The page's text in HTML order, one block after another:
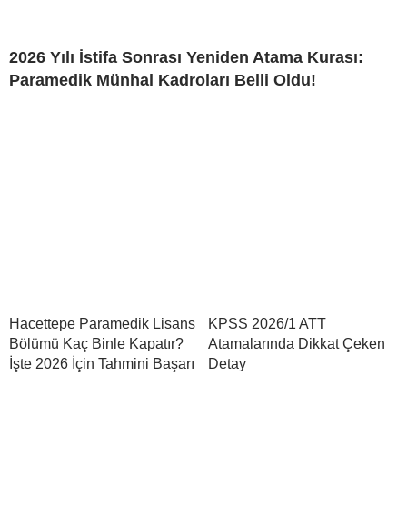
2026 Yılı İstifa Sonrası Yeniden Atama Kurası:
Paramedik Münhal Kadroları Belli Oldu!
Hacettepe Paramedik Lisans
Bölümü Kaç Binle Kapatır?
İşte 2026 İçin Tahmini Başarı
KPSS 2026/1 ATT
Atamalarında Dikkat Çeken
Detay